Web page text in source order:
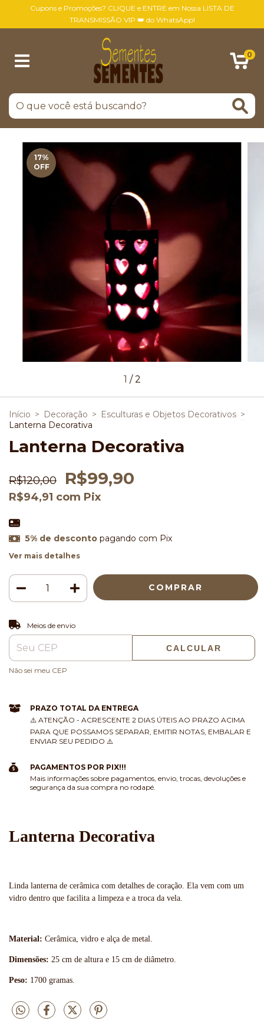
Cupons e Promoções? CLIQUE e ENTRE em Nossa LISTA DE
TRANSMISSÃO VIP 👑 do WhatsApp!
0
17%
OFF
1 /2
Início > Decoração > Esculturas e Objetos Decorativos >
Lanterna Decorativa
Lanterna Decorativa
R$120,00 R$99,90
R$94,91 com Pix
5% de descontopagando com Pix
Ver mais detalhes
Entregas para o CEP:
Meios de envio
CALCULAR
Não sei meu CEP
PRAZO TOTAL DA ENTREGA
⚠️ ATENÇÃO - ACRESCENTE 2 DIAS ÚTEIS AO PRAZO ACIMA
PARA QUE POSSAMOS SEPARAR, EMITIR NOTAS, EMBALAR E
ENVIAR SEU PEDIDO ⚠️
PAGAMENTOS POR PIX!!!
Mais informações sobre pagamentos, envio, trocas, devoluções e
segurança da sua compra no rodapé.
Lanterna Decorativa
Linda lanterna de cerâmica com detalhes de coração. Ela vem com um
vidro dentro que facilita a limpeza e a troca da vela.
Material: Cerâmica, vidro e alça de metal.
Dimensões: 25 cm de altura e 15 cm de diâmetro.
Peso: 1700 gramas.